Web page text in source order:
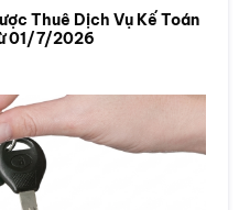
Thuê Dịch Vụ Kế Toán
01/7/2026